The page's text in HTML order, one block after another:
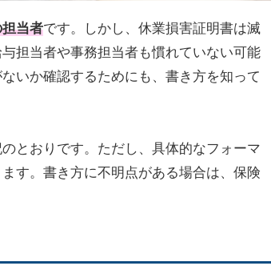
当者です。しかし、休業損害証明書は滅
担当者や事務担当者も慣れていない可能
いか確認するためにも、書き方を知って
とおりです。ただし、具体的なフォーマ
す。書き方に不明点がある場合は、保険